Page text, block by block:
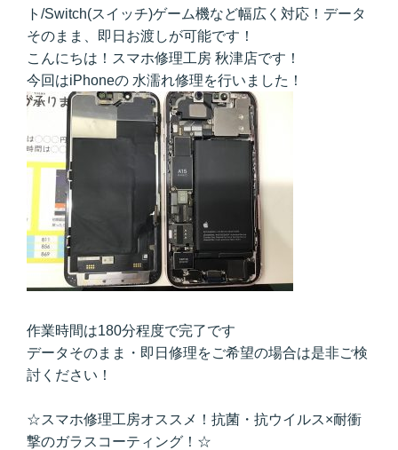
ト/Switch(スイッチ)ゲーム機など幅広く対応！データ
そのまま、即日お渡しが可能です！
こんにちは！スマホ修理工房 秋津店です！
今回はiPhoneの 水濡れ修理を行いました！
作業時間は180分程度で完了です
データそのまま・即日修理をご希望の場合は是非ご検
討ください！
☆スマホ修理工房オススメ！抗菌・抗ウイルス×耐衝
撃のガラスコーティング！☆